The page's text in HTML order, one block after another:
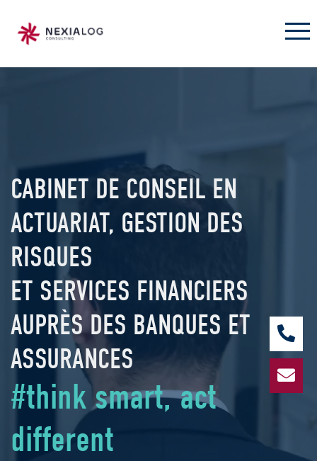
CABINET DE CONSEIL EN
ACTUARIAT, GESTION DES
RISQUES
ET SERVICES FINANCIERS
AUPRÈS DES BANQUES ET
ASSURANCES
#think smart, act
different